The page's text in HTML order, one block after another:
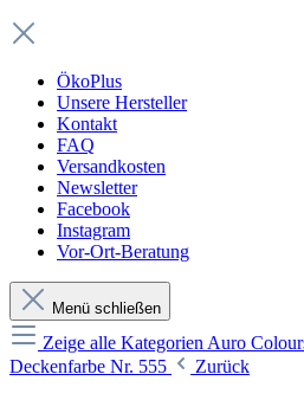
ÖkoPlus
Unsere Hersteller
Kontakt
FAQ
Versandkosten
Newsletter
Facebook
Instagram
Vor-Ort-Beratung
Menü schließen
Zeige alle Kategorien Auro
Deckenfarbe Nr. 555
Zurück